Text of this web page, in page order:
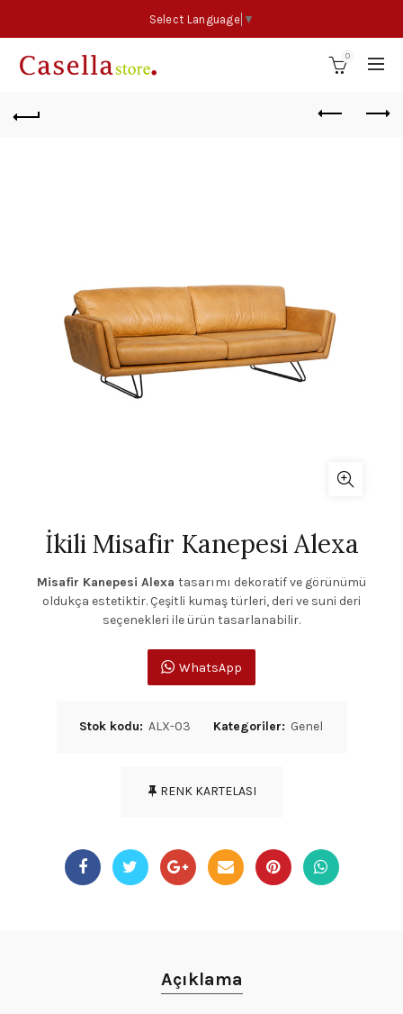
Select Language ▼
0
İkili Misafir Kanepesi Alexa
Misafir Kanepesi Alexa tasarımı dekoratif ve görünümü
oldukça estetiktir. Çeşitli kumaş türleri, deri ve suni deri
seçenekleri ile ürün tasarlanabilir.
WhatsApp
Stok kodu: ALX-03 Kategoriler: Genel
RENK KARTELASI
Açıklama